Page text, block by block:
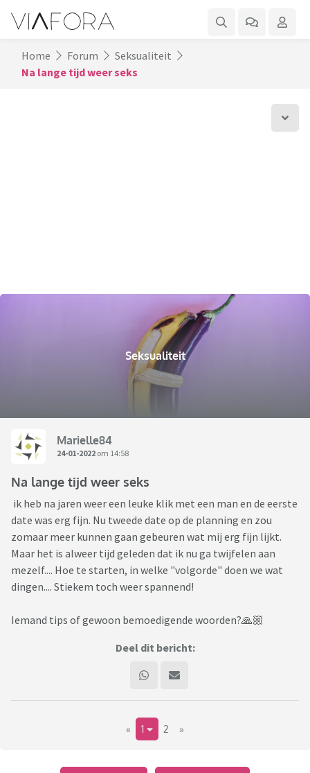
Home Forum
Seksualiteit
Na lange tijd weer seks
Seksualiteit
Marielle84
24-01-2022 om 14:58
Na lange tijd weer seks
ik heb na jaren weer een leuke klik met een man en de eerste
date was erg fijn. Nu tweede date op de planning en zou
zomaar meer kunnen gaan gebeuren wat mij erg fijn lijkt.
Maar het is alweer tijd geleden dat ik nu ga twijfelen aan
mezelf.... Hoe te starten, in welke "volgorde" doen we wat
dingen.... Stiekem toch weer spannend!
Iemand tips of gewoon bemoedigende woorden?🙏🏼
Deel dit bericht:
« 1 2 »